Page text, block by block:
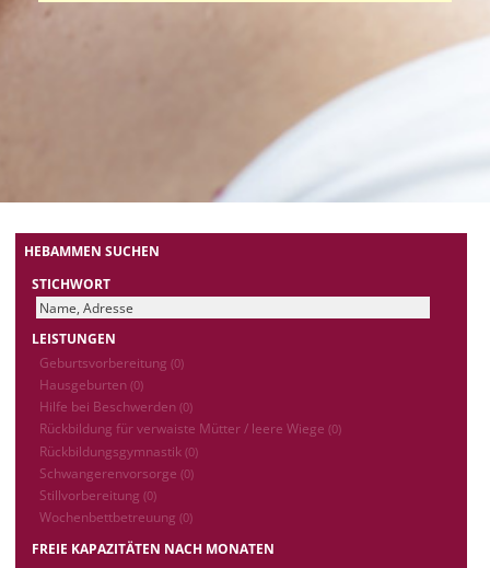
HEBAMMEN SUCHEN
STICHWORT
LEISTUNGEN
Geburtsvorbereitung (0)
Hausgeburten (0)
Hilfe bei Beschwerden (0)
Rückbildung für verwaiste Mütter / leere Wiege (0)
Rückbildungsgymnastik (0)
Schwangerenvorsorge (0)
Stillvorbereitung (0)
Wochenbettbetreuung (0)
FREIE KAPAZITÄTEN NACH MONATEN